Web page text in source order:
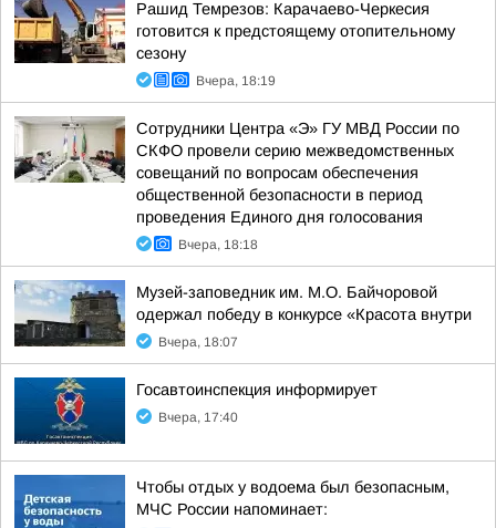
Рашид Темрезов: Карачаево-Черкесия
готовится к предстоящему отопительному
сезону
Вчера, 18:19
Сотрудники Центра «Э» ГУ МВД России по
СКФО провели серию межведомственных
совещаний по вопросам обеспечения
общественной безопасности в период
проведения Единого дня голосования
Вчера, 18:18
Музей-заповедник им. М.О. Байчоровой
одержал победу в конкурсе «Красота внутри
Вчера, 18:07
Госавтоинспекция информирует
Вчера, 17:40
Чтобы отдых у водоема был безопасным,
МЧС России напоминает: